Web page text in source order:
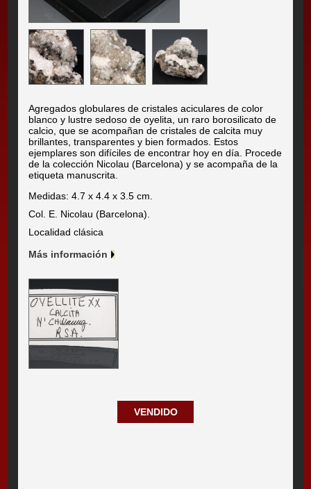
Agregados globulares de cristales aciculares de color
blanco y lustre sedoso de oyelita, un raro borosilicato de
calcio, que se acompañan de cristales de calcita muy
brillantes, transparentes y bien formados. Estos
ejemplares son difíciles de encontrar hoy en día. Procede
de la colección Nicolau (Barcelona) y se acompaña de la
etiqueta manuscrita.
Medidas: 4.7 x 4.4 x 3.5 cm.
Col. E. Nicolau (Barcelona).
Localidad clásica
Más información
VENDIDO